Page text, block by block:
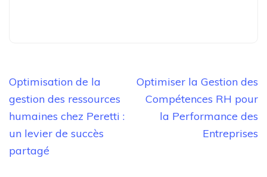
Navigation
de
l’article
Optimisation de la
gestion des ressources
humaines chez Peretti :
un levier de succès
partagé
Optimiser la Gestion des
Compétences RH pour
la Performance des
Entreprises